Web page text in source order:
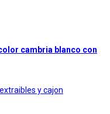
cambria blanco con